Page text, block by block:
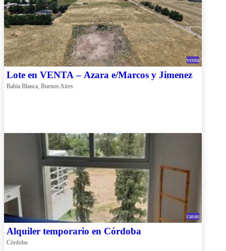
venta
Lote en VENTA – Azara e/Marcos y Jimenez
Bahía Blanca, Buenos Aires
casas
Alquiler temporario en Córdoba
Córdoba